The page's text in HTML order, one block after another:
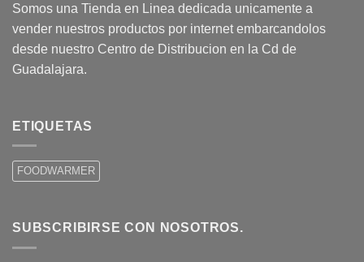
Somos una Tienda en Linea dedicada unicamente a
vender nuestros productos por internet embarcandolos
desde nuestro Centro de Distribucion en la Cd de
Guadalajara.
ETIQUETAS
FOODWARMER
SUBSCRIBIRSE CON NOSOTROS.